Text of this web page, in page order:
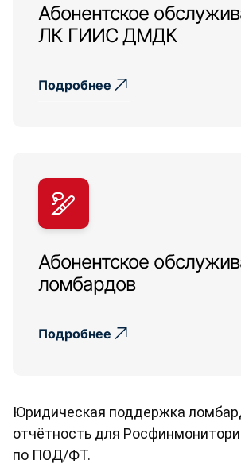
Абонентское
ЛК ГИИС ДМДК
Подробнее
Абонентское
ломбардов
Подробнее
Юридическая поддержка
отчётность для
по ПОД/ФТ.